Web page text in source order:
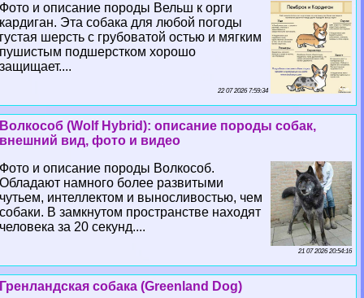
Фото и описание породы Вельш к opги
кардиган. Эта собака для любой погоды
густая шерсть с грубоватой остью и мягким
пушистым подшерстком хорошо
защищает....
22 07 2026 7:59:34
Волкособ (Wolf Hybrid): описание породы собак,
внешний вид, фото и видео
Фото и описание породы Волкособ.
Обладают намного более развитыми
чутьем, интеллектом и выносливостью, чем
собаки. В замкнутом прострaнcтве находят
человека за 20 секунд....
21 07 2026 20:54:16
Гренландская собака (Greenland Dog)